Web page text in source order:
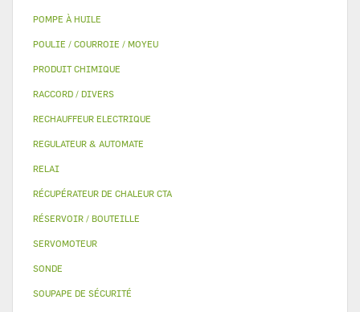
POMPE À HUILE
POULIE / COURROIE / MOYEU
PRODUIT CHIMIQUE
RACCORD / DIVERS
RECHAUFFEUR ELECTRIQUE
REGULATEUR & AUTOMATE
RELAI
RÉCUPÉRATEUR DE CHALEUR CTA
RÉSERVOIR / BOUTEILLE
SERVOMOTEUR
SONDE
SOUPAPE DE SÉCURITÉ